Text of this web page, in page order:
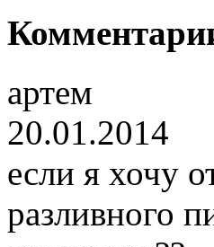
артем
20.01.2014
если я хочу
разливного